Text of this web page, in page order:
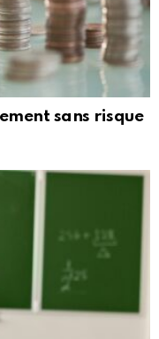
sans risque